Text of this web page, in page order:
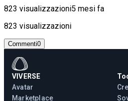
823 visualizzazioni5 mesi fa
823 visualizzazioni
Commenti0
VIVERSE
Avatar
Marketplace